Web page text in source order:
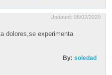
Updated: 08/02/2020
dolores,se experimenta
By: soledad